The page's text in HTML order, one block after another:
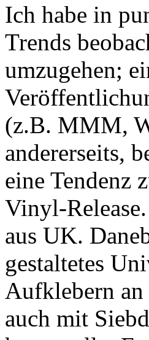
Ich habe in
Trends
umzugehen;
(z.B. MMM,
andererseits,
eine Tendenz
Vinyl-
aus UK.
gestaltetes
Aufklebern an
auch mit